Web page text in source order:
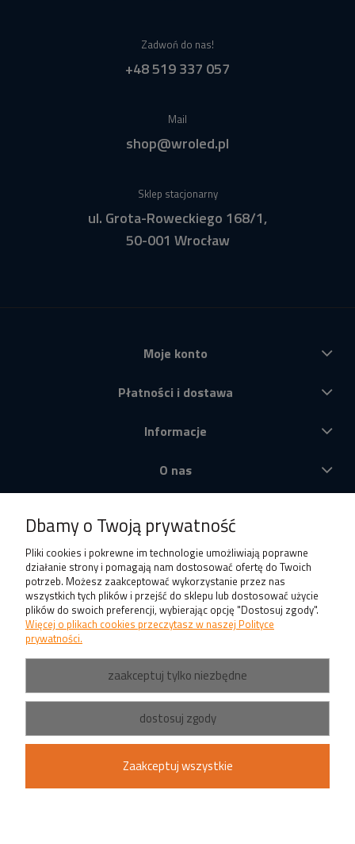
Zadwoń do nas!
+48 519 337 057
Mail
shop@wroled.pl
Sklep stacjonarny
ul. Grota-Roweckiego 168/1,
50-001 Wrocław
Moje konto
Płatności i dostawa
Informacje
O nas
Dbamy o Twoją prywatność
Pliki cookies i pokrewne im technologie umożliwiają poprawne
działanie strony i pomagają nam dostosować ofertę do Twoich
potrzeb. Możesz zaakceptować wykorzystanie przez nas
wszystkich tych plików i przejść do sklepu lub dostosować użycie
plików do swoich preferencji, wybierając opcję "Dostosuj zgody".
Więcej o plikach cookies przeczytasz w naszej Polityce
prywatności.
zaakceptuj tylko niezbędne
dostosuj zgody
Zaakceptuj wszystkie